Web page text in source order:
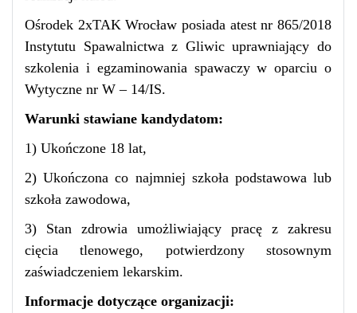
Ośrodek 2xTAK Wrocław posiada atest nr 865/2018
Instytutu Spawalnictwa z Gliwic uprawniający do
szkolenia i egzaminowania spawaczy w oparciu o
Wytyczne nr W – 14/IS.
Warunki stawiane kandydatom:
1) Ukończone 18 lat,
2) Ukończona co najmniej szkoła podstawowa lub
szkoła zawodowa,
3) Stan zdrowia umożliwiający pracę z zakresu
cięcia tlenowego, potwierdzony stosownym
zaświadczeniem lekarskim.
Informacje dotyczące organizacji: